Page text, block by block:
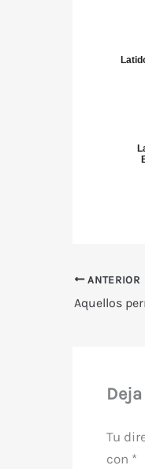
ANTERIOR
Aquellos
Tu
con *